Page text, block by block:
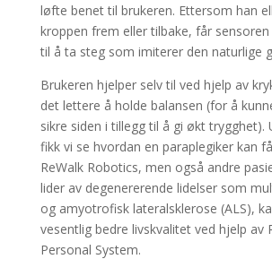
løfte benet til brukeren. Ettersom han
kroppen frem eller tilbake, får
til å ta steg som imiterer den naturlige
Brukeren hjelper selv til ved hjelp av
det lettere å holde balansen (for å
sikre siden i tillegg til å gi økt trygghet).
fikk vi se hvordan en paraplegiker kan
ReWalk Robotics, men også andre
lider av degenererende lidelser som
og amyotrofisk lateralsklerose (ALS),
vesentlig bedre livskvalitet ved hjelp av
Personal System.